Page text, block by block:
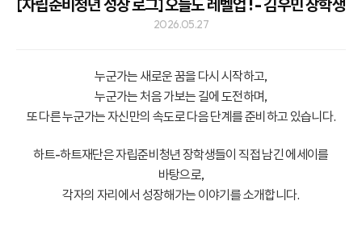
[자립준비청년 성장 로그] 오늘도 레벨업 ! - 김우민 장학생
2026.05.27
누군가는 새로운 꿈을 다시 시작하고,
누군가는 처음 가보는 길에 도전하며,
또 다른 누군가는 자신만의 속도로 다음 단계를 준비하고 있습니다.
하트-하트재단은 자립준비청년 장학생들이 직접 남긴 에세이를
바탕으로,
각자의 자리에서 성장해가는 이야기를 소개합니다.